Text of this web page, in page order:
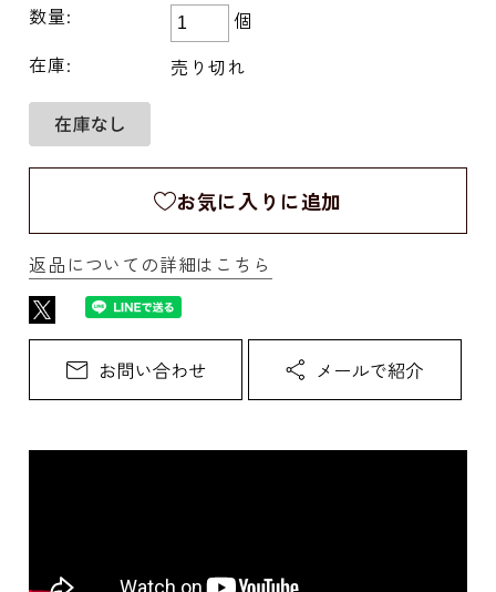
数量:
個
在庫:
売り切れ
お気に入りに追加
返品についての詳細はこちら